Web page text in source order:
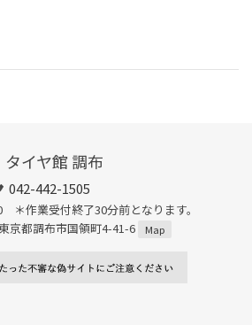
タイヤ館 調布
042-442-1505
＊作業受付終了30分前となります。
京都調布市国領町4-41-6
Map